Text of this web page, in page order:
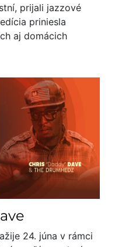
prijali jazzové
priniesla
aj domácich
24. júna v rámci